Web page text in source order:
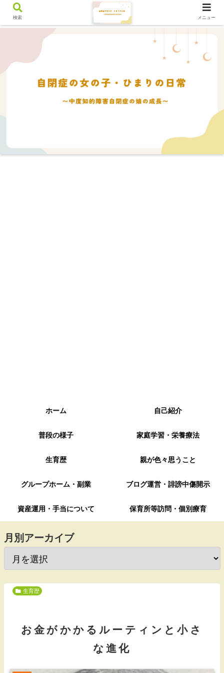
ホーム 自己紹介
普段の様子 家庭学習・栄養療法
生育歴 親が色々思うこと
グループホーム・副業 ブログ運営・誹謗中傷開示
資産運用・手当について 保育所等訪問・個別療育
月別アーカイブ
生育歴
お金がかかるルーティンと小さ
な進化
検索 メニュー